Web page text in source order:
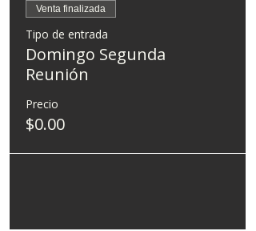
Venta finalizada
Tipo de entrada
Domingo Segunda
Reunión
Precio
$0.00